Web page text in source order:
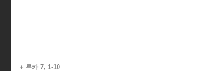
+ 루카 7, 1-10